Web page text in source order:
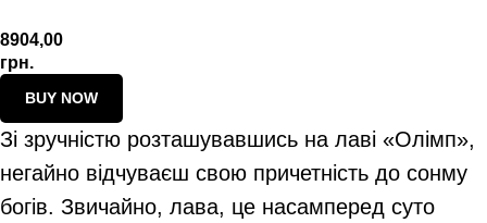
8904,00
грн.
BUY NOW
Зі зручністю розташувавшись на лаві «Олімп»,
негайно відчуваєш свою причетність до сонму
богів. Звичайно, лава, це насамперед суто